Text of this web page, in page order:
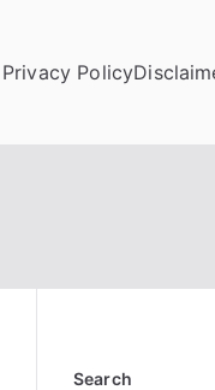
Privacy Policy
Search